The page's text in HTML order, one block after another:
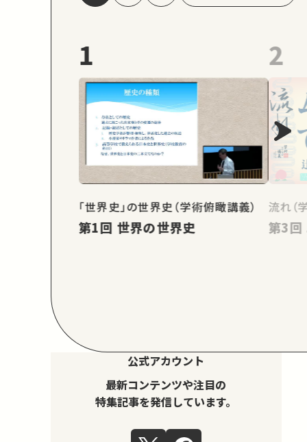
1
「世界史」の世界史（学術俯瞰講義）
第1回 世界の世界史
2
流れ（
公式アカウント
最新コンテンツや注目の
特集記事を発信しています。